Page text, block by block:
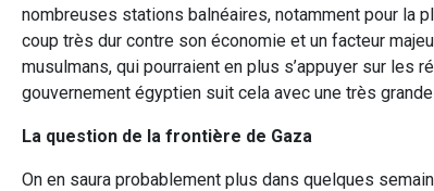
nombreuses stations balnéaires, notamment pour la
coup très dur contre son économie et un facteur
musulmans, qui pourraient en plus s’appuyer sur les
gouvernement égyptien suit cela avec une très
La question de la frontière de Gaza
On en saura probablement plus dans quelques